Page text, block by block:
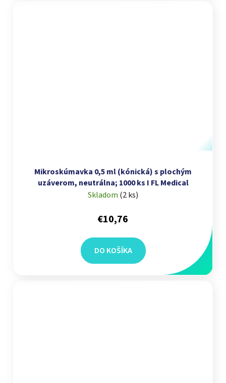
Mikroskúmavka 0,5 ml (kónická) s plochým
uzáverom, neutrálna; 1000 ks I FL Medical
Skladom (2 ks)
€10,76
DO KOŠÍKA